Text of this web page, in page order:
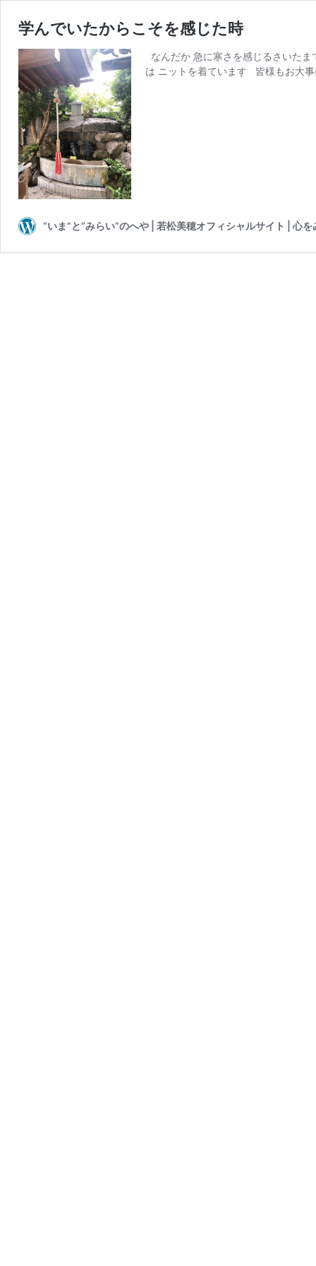
学んでいたからこそを感じた時
なんだか 急に寒さを感じるさいた
は ニットを着ています 皆様もお大
“いま”と“みらい”のへや | 若松美穂オフィシャルサイト | 心